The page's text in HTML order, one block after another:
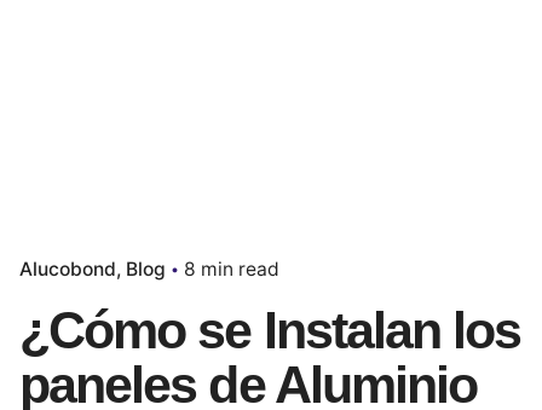
Alucobond Blog 8 min read
¿Cómo se Instalan los
paneles de Aluminio